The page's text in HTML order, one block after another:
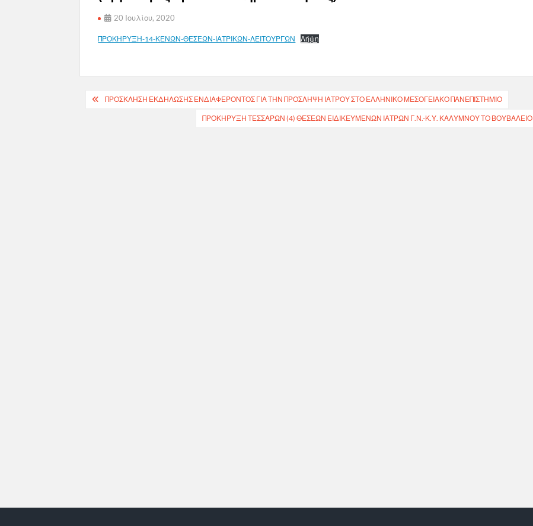
20 Ιουλίου, 2020
ΠΡΟΚΗΡΥΞΗ-14-ΚΕΝΩΝ-ΘΕΣΕΩΝ-ΙΑΤΡΙΚΩΝ-ΛΕΙΤΟΥΡΓΩΝ Λήψη
Πλοήγηση
ΠΡΟΣΚΛΗΣΗ ΕΚΔΗΛΩΣΗΣ ΕΝΔΙΑΦΕΡΟΝΤΟΣ ΓΙΑ ΤΗΝ ΠΡΟΣΛΗΨΗ ΙΑΤΡΟΥ ΣΤΟ ΕΛΛΗΝΙΚΟ ΜΕΣΟΓΕΙΑΚΟ ΠΑΝΕΠΙΣΤΗΜΙΟ
ΠΡΟΚΗΡΥΞΗ ΤΕΣΣΑΡΩΝ (4) ΘΕΣΕΩΝ ΕΙΔΙΚΕΥΜΕΝΩΝ ΙΑΤΡΩΝ Γ.Ν.-Κ.Υ. ΚΑΛΥΜΝΟΥ ΤΟ ΒΟΥΒΑΛΕΙΟ